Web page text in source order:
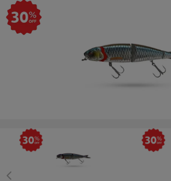
Båtar
Outdoor